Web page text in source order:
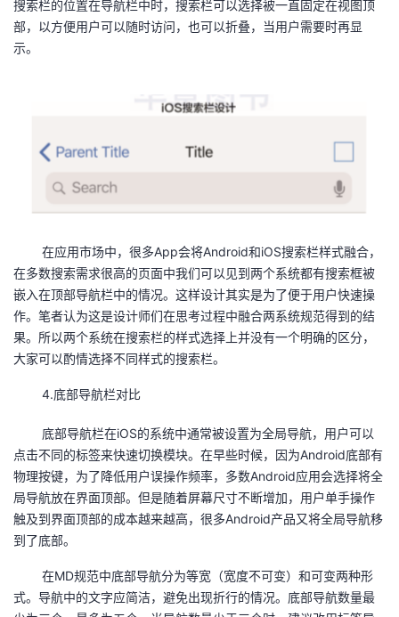
搜索栏的位置在导航栏中时，搜索栏可以选择被一直固定在视图顶
部，以方便用户可以随时访问，也可以折叠，当用户需要时再显
示。
在应用市场中，很多App会将Android和iOS搜索栏样式融合，
在多数搜索需求很高的页面中我们可以见到两个系统都有搜索框被
嵌入在顶部导航栏中的情况。这样设计其实是为了便于用户快速操
作。笔者认为这是设计师们在思考过程中融合两系统规范得到的结
果。所以两个系统在搜索栏的样式选择上并没有一个明确的区分，
大家可以酌情选择不同样式的搜索栏。
4.底部导航栏对比
底部导航栏在iOS的系统中通常被设置为全局导航，用户可以
点击不同的标签来快速切换模块。在早些时候，因为Android底部有
物理按键，为了降低用户误操作频率，多数Android应用会选择将全
局导航放在界面顶部。但是随着屏幕尺寸不断增加，用户单手操作
触及到界面顶部的成本越来越高，很多Android产品又将全局导航移
到了底部。
在MD规范中底部导航分为等宽（宽度不可变）和可变两种形
式。导航中的文字应简洁，避免出现折行的情况。底部导航数量最